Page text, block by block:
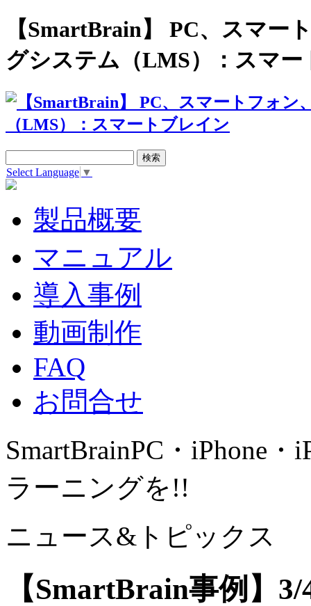
【SmartBrain】 PC、スマー
グシステム（LMS）：スマー
Select Language ▼
製品概要
マニュアル
導入事例
動画制作
FAQ
お問合せ
SmartBrainPC・iPhone・
ラーニングを!!
ニュース&トピックス
【SmartBrain事例】